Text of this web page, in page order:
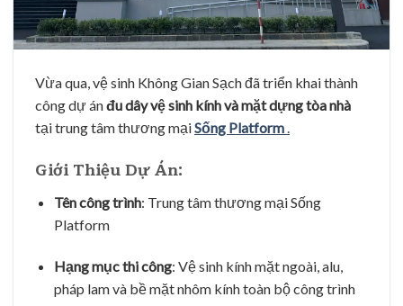
Vừa qua, vệ sinh Không Gian Sạch đã triển khai thành
công dự ánđu dây vệ sinh kính và mặt dựng tòa nhà
tại trung tâm thương mạiSống Platform.
Giới Thiệu Dự Án:
Tên công trình: Trung tâm thương mại Sống
Platform
Hạng mục thi công: Vệ sinh kính mặt ngoài, alu,
pháp lam và bề mặt nhôm kính toàn bộ công trình